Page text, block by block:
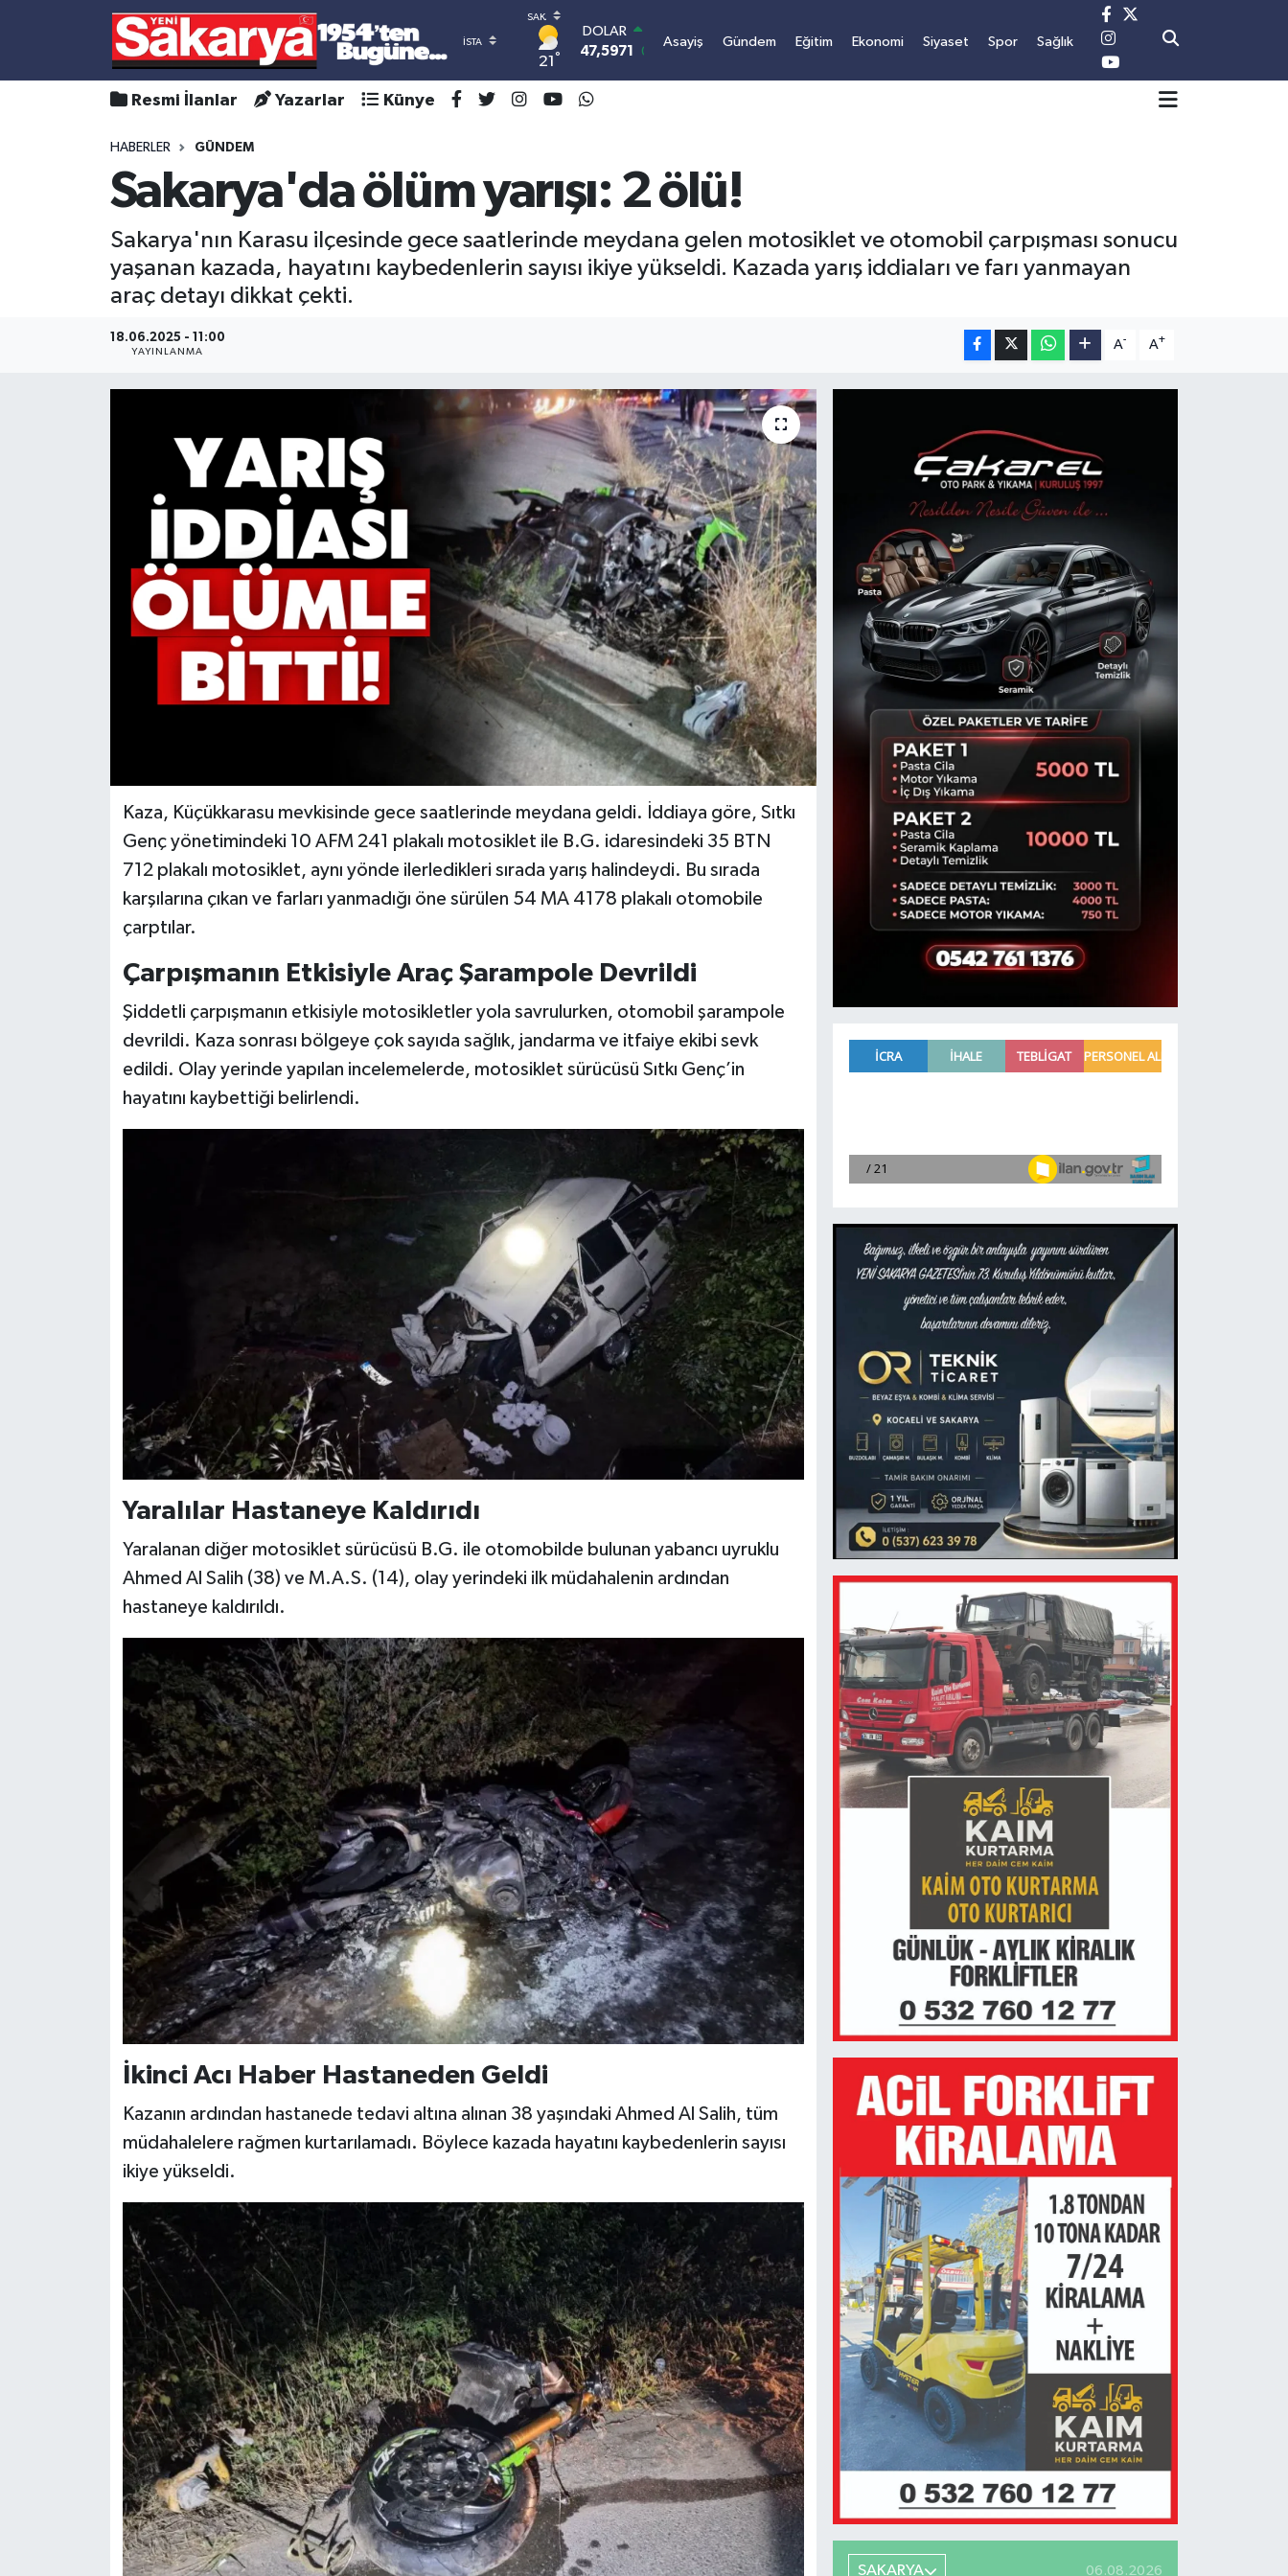
21 °
DOLAR
47,5971
0.05
55,1336
6527.85 0.54
BİST100
13.703
3.068.845,18
0.66
Asayiş Gündem Eğitim Ekonomi Siyaset Spor Sağlık
Resmi İlanlar Yazarlar Künye
HABERLER GÜNDEM
Sakarya'da ölüm yarışı: 2 ölü!
Sakarya'nın Karasu ilçesinde gece saatlerinde meydana gelen motosiklet ve otomobil çarpışması sonucu
yaşanan kazada, hayatını kaybedenlerin sayısı ikiye yükseldi. Kazada yarış iddiaları ve farı yanmayan
araç detayı dikkat çekti.
18.06.2025 - 11:00
YAYINLANMA
A- A+
Kaza, Küçükkarasu mevkisinde gece saatlerinde meydana geldi. İddiaya göre, Sıtkı
Genç yönetimindeki 10 AFM 241 plakalı motosiklet ile B.G. idaresindeki 35 BTN
712 plakalı motosiklet, aynı yönde ilerledikleri sırada yarış halindeydi. Bu sırada
karşılarına çıkan ve farları yanmadığı öne sürülen 54 MA 4178 plakalı otomobile
çarptılar.
Çarpışmanın Etkisiyle Araç Şarampole Devrildi
Şiddetli çarpışmanın etkisiyle motosikletler yola savrulurken, otomobil şarampole
devrildi. Kaza sonrası bölgeye çok sayıda sağlık, jandarma ve itfaiye ekibi sevk
edildi. Olay yerinde yapılan incelemelerde, motosiklet sürücüsü Sıtkı Genç’in
hayatını kaybettiği belirlendi.
Yaralılar Hastaneye Kaldırıdı
Yaralanan diğer motosiklet sürücüsü B.G. ile otomobilde bulunan yabancı uyruklu
Ahmed Al Salih (38) ve M.A.S. (14), olay yerindeki ilk müdahalenin ardından
hastaneye kaldırıldı.
İkinci Acı Haber Hastaneden Geldi
Kazanın ardından hastanede tedavi altına alınan 38 yaşındaki Ahmed Al Salih, tüm
müdahalelere rağmen kurtarılamadı. Böylece kazada hayatını kaybedenlerin sayısı
ikiye yükseldi.
SAKARYA 06.08.2026